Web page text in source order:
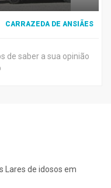
CARRAZEDA DE ANSIÃES
de saber a sua opinião
Lares de idosos em